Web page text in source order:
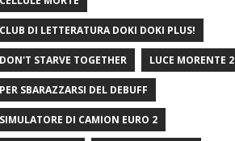
CLUB DI LETTERATURA DOKI DOKI PLUS!
DON'T STARVE TOGETHER LUCE MORENTE 2
PER SBARAZZARSI DEL DEBUFF
SIMULATORE DI CAMION EURO 2